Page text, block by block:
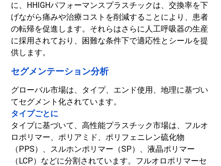
に、HHIGHパフォーマンスプラスチックは、交換率を下
げながら痛みや治療コストを削減することにより、患者
の転帰を促進します。それらはさらに人工呼吸器の生産
に採用されており、困難な条件下で適応性とシールを提
供します。
セグメンテーション分析
グローバル市場は、タイプ、エンド使用、地理に基づい
てセグメント化されています。
タイプごとに
タイプに基づいて、高性能プラスチック市場は、フルオ
ロポリマー、ポリアミド、ポリフェニレン硫化物
（PPS）、スルホンポリマー（SP）、液晶ポリマー
（LCP）などに分割されています。フルオロポリマーセ